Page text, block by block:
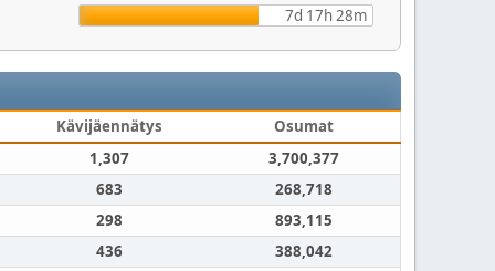
7d 17h 28m
Kävijäennätys
Osumat
1,307
3,700,377
683
268,718
298
893,115
436
388,042